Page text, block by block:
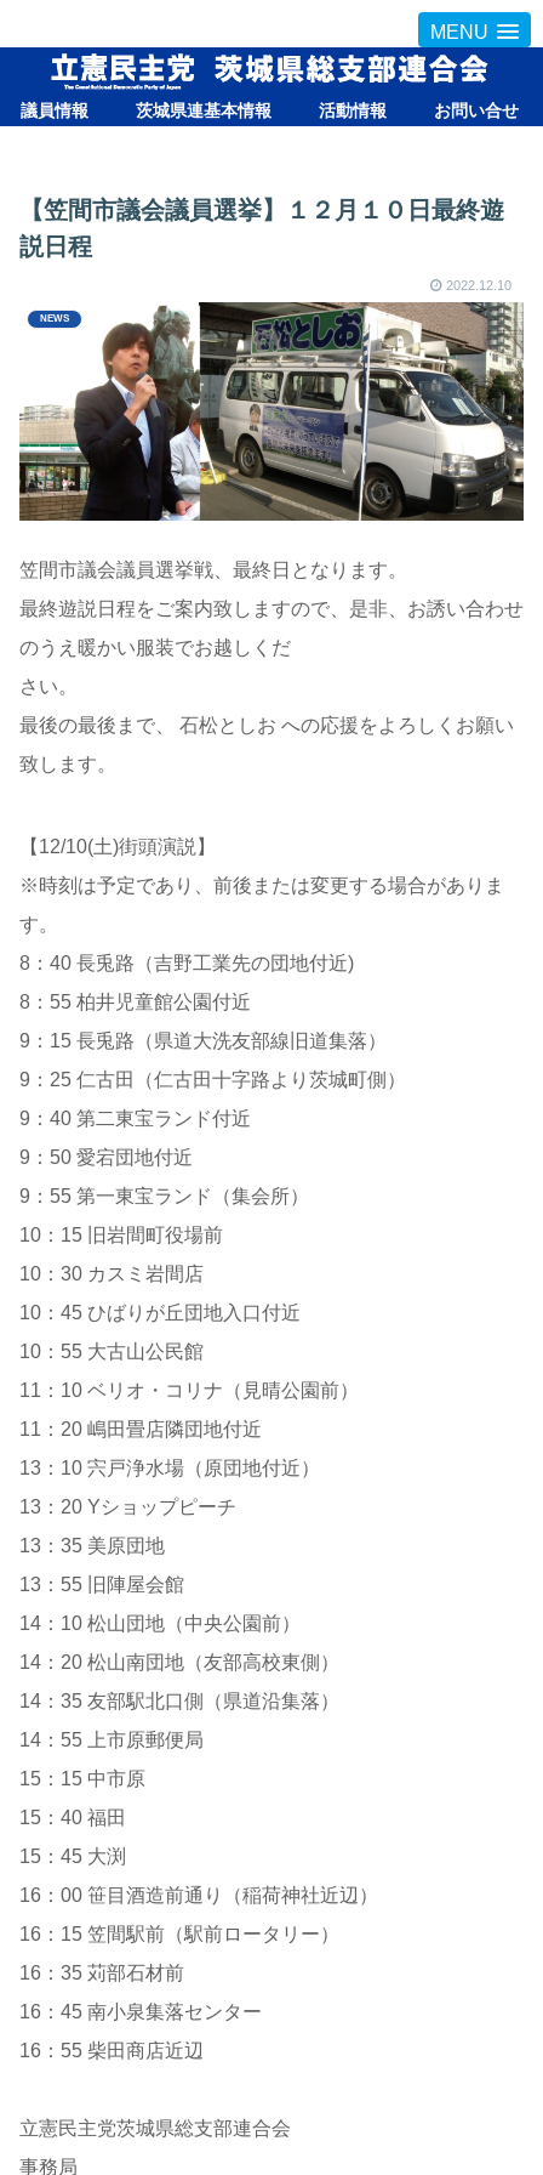
MENU
議員情報 茨城県連基本情報 活動情報 お問い合せ
【笠間市議会議員選挙】１２月１０日最終遊
説日程
2022.12.10
NEWS
笠間市議会議員選挙戦、最終日となります。
最終遊説日程をご案内致しますので、是非、お誘い合わせ
のうえ暖かい服装でお越しくだ
さい。
最後の最後まで、 石松としお への応援をよろしくお願い
致します。
【12/10(土)街頭演説】
※時刻は予定であり、前後または変更する場合がありま
す。
8：40 長兎路（吉野工業先の団地付近)
8：55 柏井児童館公園付近
9：15 長兎路（県道大洗友部線旧道集落）
9：25 仁古田（仁古田十字路より茨城町側）
9：40 第二東宝ランド付近
9：50 愛宕団地付近
9：55 第一東宝ランド（集会所）
10：15 旧岩間町役場前
10：30 カスミ岩間店
10：45 ひばりが丘団地入口付近
10：55 大古山公民館
11：10 ベリオ・コリナ（見晴公園前）
11：20 嶋田畳店隣団地付近
13：10 宍戸浄水場（原団地付近）
13：20 Yショップピーチ
13：35 美原団地
13：55 旧陣屋会館
14：10 松山団地（中央公園前）
14：20 松山南団地（友部高校東側）
14：35 友部駅北口側（県道沿集落）
14：55 上市原郵便局
15：15 中市原
15：40 福田
15：45 大渕
16：00 笹目酒造前通り（稲荷神社近辺）
16：15 笠間駅前（駅前ロータリー）
16：35 苅部石材前
16：45 南小泉集落センター
16：55 柴田商店近辺
立憲民主党茨城県総支部連合会
事務局